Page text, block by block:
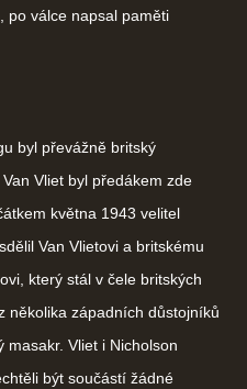
po válce napsal paměti
byl převážně britský
Vliet byl předákem zde
května 1943 velitel
Van Vlietovi a britskému
který stál v čele britských
několika západních důstojníků
masakr. Vliet i Nicholson
být součástí žádné